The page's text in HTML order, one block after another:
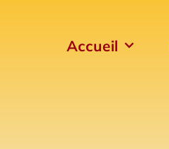
Accueil